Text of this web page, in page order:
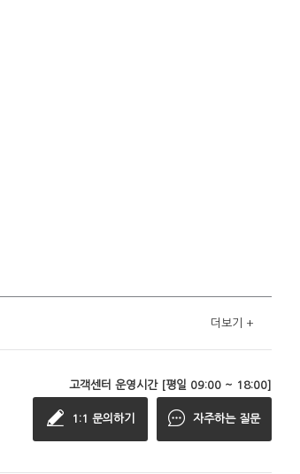
더보기 +
고객센터 운영시간 [평일 09:00 ~ 18:00]
1:1 문의하기 자주하는 질문